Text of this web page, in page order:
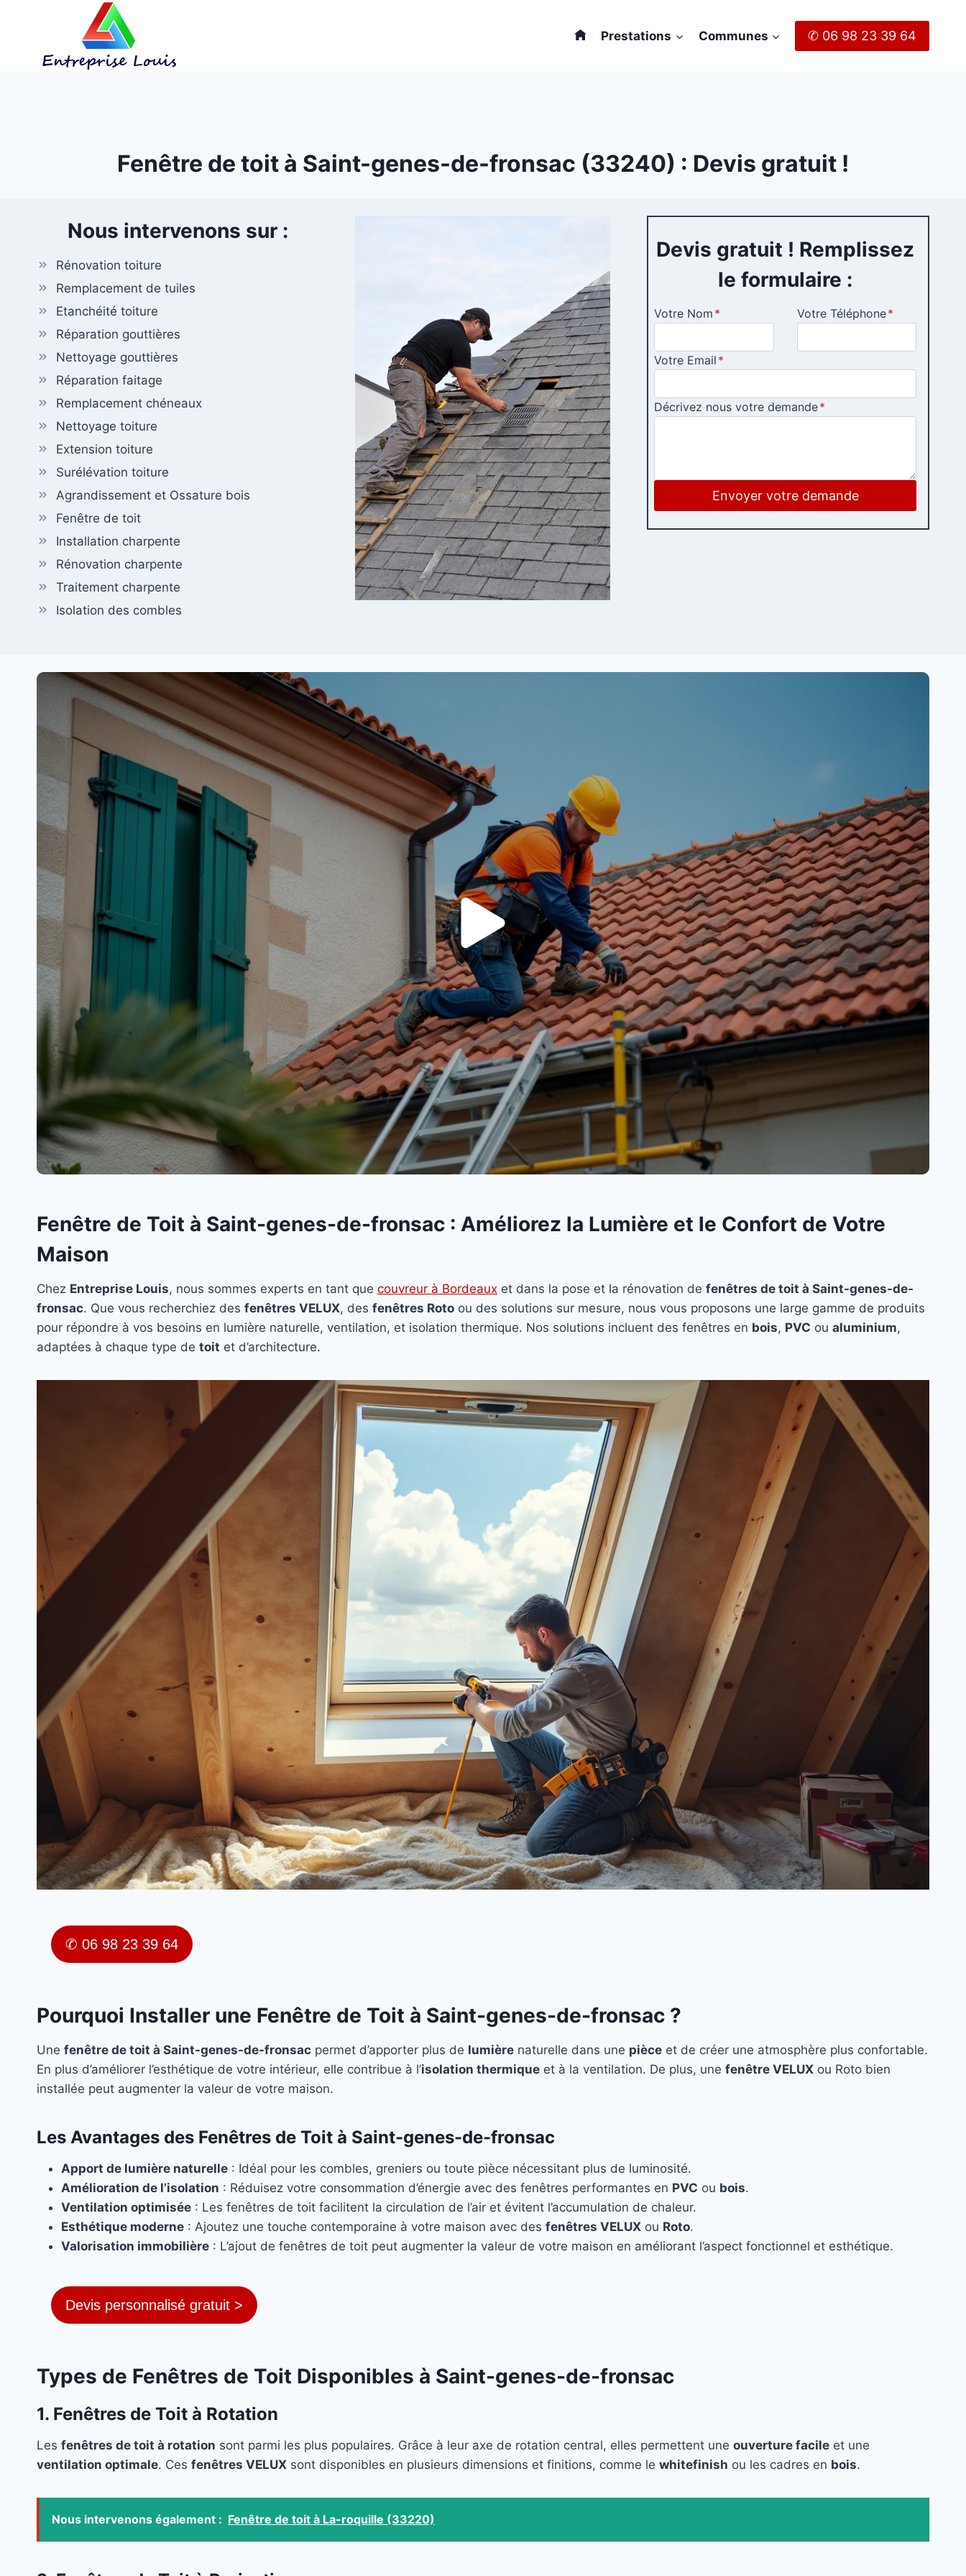
Prestations Communes ✆ 06 98 23 39 64
Fenêtre de toit à Saint-genes-de-fronsac (33240) : Devis gratuit !
Nous intervenons sur :
Rénovation toiture
Remplacement de tuiles
Etanchéité toiture
Réparation gouttières
Nettoyage gouttières
Réparation faitage
Remplacement chéneaux
Nettoyage toiture
Extension toiture
Surélévation toiture
Agrandissement et Ossature bois
Fenêtre de toit
Installation charpente
Rénovation charpente
Traitement charpente
Isolation des combles
Devis gratuit ! Remplissez
le formulaire :
Votre Nom * Votre Téléphone*
Votre Email *
Décrivez nous votre demande*
Envoyer votre demande
Fenêtre de Toit à Saint-genes-de-fronsac : Améliorez la Lumière et le Confort de Votre
Maison
Chez Entreprise Louis, nous sommes experts en tant que couvreur à Bordeaux et dans la pose et la rénovation de fenêtres de toit à Saint-genes-de-
fronsac. Que vous recherchiez des fenêtres VELUX, des fenêtres Roto ou des solutions sur mesure, nous vous proposons une large gamme de produits
pour répondre à vos besoins en lumière naturelle, ventilation, et isolation thermique. Nos solutions incluent des fenêtres en bois, PVC ou aluminium,
adaptées à chaque type de toit et d’architecture.
✆ 06 98 23 39 64
Pourquoi Installer une Fenêtre de Toit à Saint-genes-de-fronsac ?
Une fenêtre de toit à Saint-genes-de-fronsac permet d’apporter plus de lumière naturelle dans une pièce et de créer une atmosphère plus confortable.
En plus d’améliorer l’esthétique de votre intérieur, elle contribue à l’isolation thermique et à la ventilation. De plus, une fenêtre VELUX ou Roto bien
installée peut augmenter la valeur de votre maison.
Les Avantages des Fenêtres de Toit à Saint-genes-de-fronsac
Apport de lumière naturelle : Idéal pour les combles, greniers ou toute pièce nécessitant plus de luminosité.
Amélioration de l’isolation : Réduisez votre consommation d’énergie avec des fenêtres performantes en PVC ou bois.
Ventilation optimisée : Les fenêtres de toit facilitent la circulation de l’air et évitent l’accumulation de chaleur.
Esthétique moderne : Ajoutez une touche contemporaine à votre maison avec des fenêtres VELUX ou Roto.
Valorisation immobilière : L’ajout de fenêtres de toit peut augmenter la valeur de votre maison en améliorant l’aspect fonctionnel et esthétique.
Devis personnalisé gratuit >
Types de Fenêtres de Toit Disponibles à Saint-genes-de-fronsac
1. Fenêtres de Toit à Rotation
Les fenêtres de toit à rotation sont parmi les plus populaires. Grâce à leur axe de rotation central, elles permettent une ouverture facile et une
ventilation optimale. Ces fenêtres VELUX sont disponibles en plusieurs dimensions et finitions, comme le whitefinish ou les cadres en bois.
Nous intervenons également : Fenêtre de toit à La-roquille (33220)